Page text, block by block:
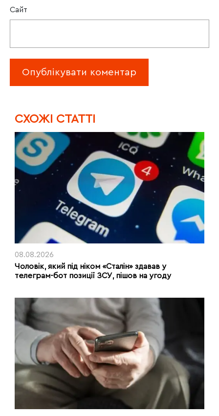
Сайт
CХОЖІ СТАТТІ
08.08.2026
Чоловік, який під ніком «Сталін» здавав у
телеграм-бот позиції ЗСУ, пішов на угоду